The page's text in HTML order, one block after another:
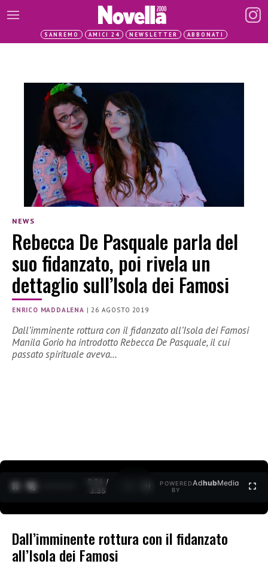
SANREMO AMICI 24 NEWSLETTER ABBONATI
NEWS
Rebecca De Pasquale parla del
suo fidanzato, poi rivela un
dettaglio sull’Isola dei Famosi
ENRICO MADDALENA |26 AGOSTO 2019
Dall’imminente rottura con il fidanzato all’Isola dei Famosi
Manila Gorio ha introdotto Rebecca De Pasquale, il cui
passato spirituale aveva…
0:26 /
3:35
POWERED
BY
AdhubMedia
Dall’imminente rottura con il fidanzato
all’Isola dei Famosi